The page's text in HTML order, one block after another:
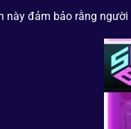
này đảm bảo rằng